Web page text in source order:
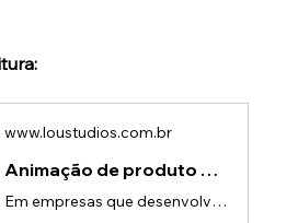
www.loustudios.com.br
Animação de produto 3D: Clareza técnica para vendas e engenharia
Em empresas que desenvolvem produtos técnicos ou industriais, um desafio é comum: traduzir engenharia complexa em argumentos claros de venda. Muitas vezes, o time de engenharia domina o produto, enquanto a equipe comercial precisa explicar soluções técnicas para clientes que não são especialistas.A animação de produto surge como uma ponte entre esses dois mundos, melhorando a comunicação interna e potencializando resultados comerciais.O desafio da comunicação entre engenharia e vendasEquipes de